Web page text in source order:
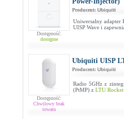
Dostępność:
dostępne
Producent: Ubiquiti
Uniwersalny adapter
UISP Wave i
Dostępność:
Chwilowy brak
towaru
Ubiquiti UISP
Producent: Ubiquiti
Radio 5GHz z
(PtMP) z LTU Rocket